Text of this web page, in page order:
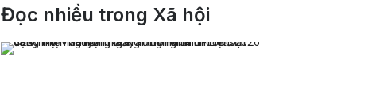
Đọc nhiều trong Xã hội